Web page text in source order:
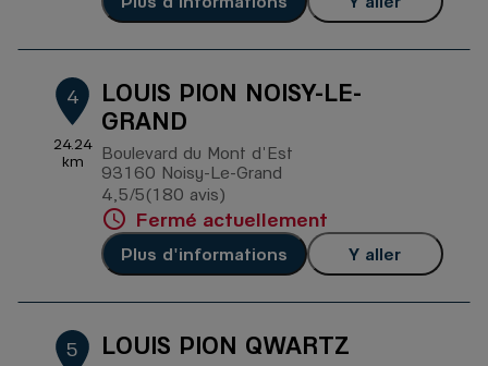
4
24.24
km
LOUIS PION NOISY-LE-
GRAND
Boulevard du Mont d'Est
93160 Noisy-Le-Grand
4,5/5 Note de 4.5 sur 5
(180 avis)
Fermé actuellement
Plus d'informations Y aller
5 LOUIS PION QWARTZ